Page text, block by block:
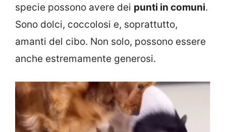
specie possono avere dei punti in comuni.
Sono dolci, coccolosi e, soprattutto,
amanti del cibo. Non solo, possono essere
anche estremamente generosi.